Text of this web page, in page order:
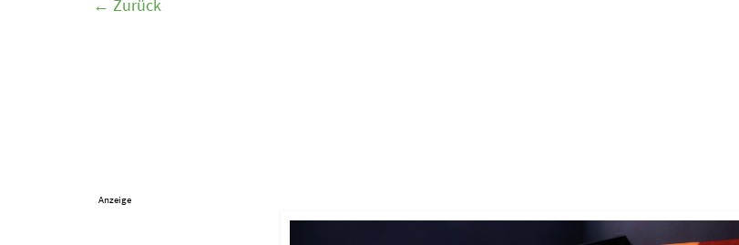
← Zurück
Anzeige